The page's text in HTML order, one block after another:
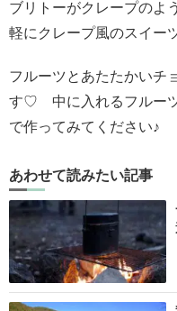
ブリトーがクレープのよ
軽にクレープ風のスイー
フルーツとあたたかいチ
す♡ 中に入れるフルー
で作ってみてください♪
あわせて読みたい記事